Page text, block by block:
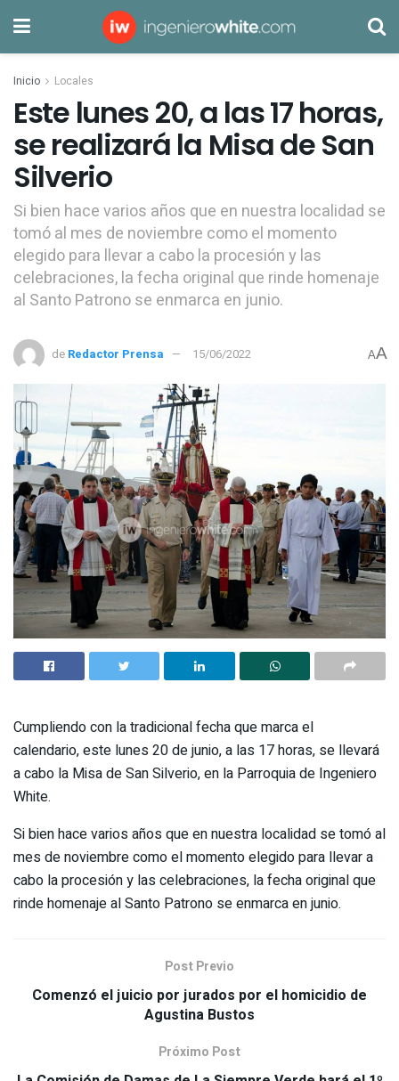
Inicio Locales
Este lunes 20, a las 17 horas,
se realizará la Misa de San
Silverio
Si bien hace varios años que en nuestra localidad se
tomó al mes de noviembre como el momento
elegido para llevar a cabo la procesión y las
celebraciones, la fecha original que rinde homenaje
al Santo Patrono se enmarca en junio.
de Redactor Prensa 15/06/2022 AA
Cumpliendo con la tradicional fecha que marca el
calendario, este lunes 20 de junio, a las 17 horas, se llevará
a cabo la Misa de San Silverio, en la Parroquia de Ingeniero
White.
Si bien hace varios años que en nuestra localidad se tomó al
mes de noviembre como el momento elegido para llevar a
cabo la procesión y las celebraciones, la fecha original que
rinde homenaje al Santo Patrono se enmarca en junio.
Post Previo
Comenzó el juicio por jurados por el homicidio de
Agustina Bustos
Próximo Post